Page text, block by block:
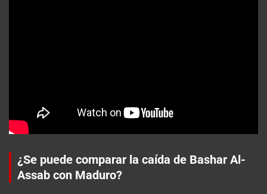
¿Se puede comparar la caída de Bashar Al-
Assab con Maduro?